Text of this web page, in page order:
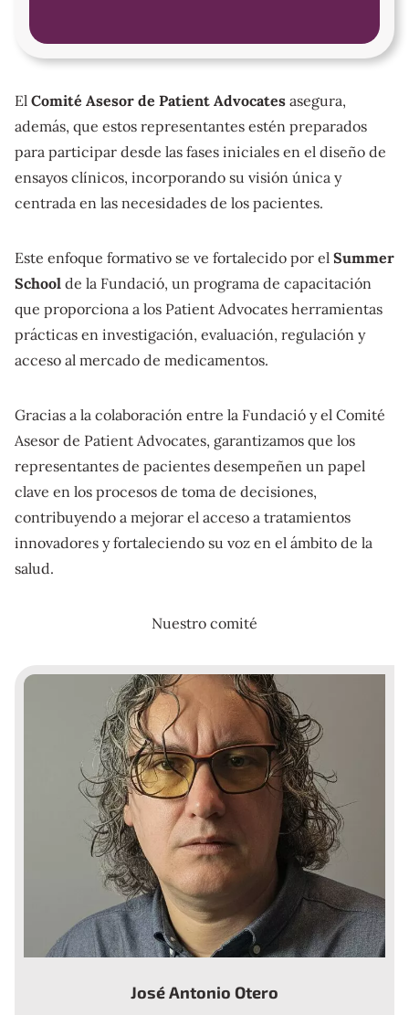
El Comité Asesor de Patient Advocates asegura,
además, que estos representantes estén preparados
para participar desde las fases iniciales en el diseño de
ensayos clínicos, incorporando su visión única y
centrada en las necesidades de los pacientes.
Este enfoque formativo se ve fortalecido por el Summer
School de la Fundació, un programa de capacitación
que proporciona a los Patient Advocates herramientas
prácticas en investigación, evaluación, regulación y
acceso al mercado de medicamentos.
Gracias a la colaboración entre la Fundació y el Comité
Asesor de Patient Advocates, garantizamos que los
representantes de pacientes desempeñen un papel
clave en los procesos de toma de decisiones,
contribuyendo a mejorar el acceso a tratamientos
innovadores y fortaleciendo su voz en el ámbito de la
salud.
Nuestro comité
José Antonio Otero